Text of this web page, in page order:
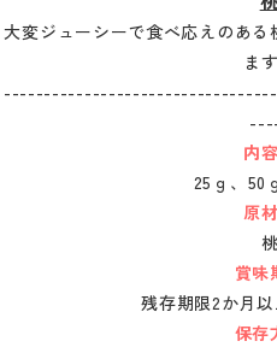
大変ジューシーで食べ応えのあ
ます
内
25ｇ、50
原
桃
賞味
残存期限2か月
保存